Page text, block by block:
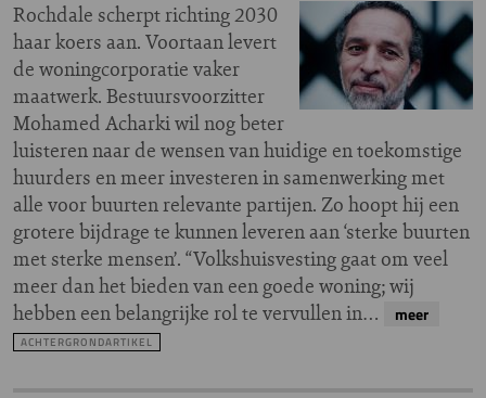
Rochdale scherpt richting 2030
haar koers aan. Voortaan levert
de woningcorporatie vaker
maatwerk. Bestuursvoorzitter
Mohamed Acharki wil nog beter
luisteren naar de wensen van huidige en toekomstige
huurders en meer investeren in samenwerking met
alle voor buurten relevante partijen. Zo hoopt hij een
grotere bijdrage te kunnen leveren aan ‘sterke buurten
met sterke mensen’. “Volkshuisvesting gaat om veel
meer dan het bieden van een goede woning; wij
hebben een belangrijke rol te vervullen in…
meer
ACHTERGRONDARTIKEL